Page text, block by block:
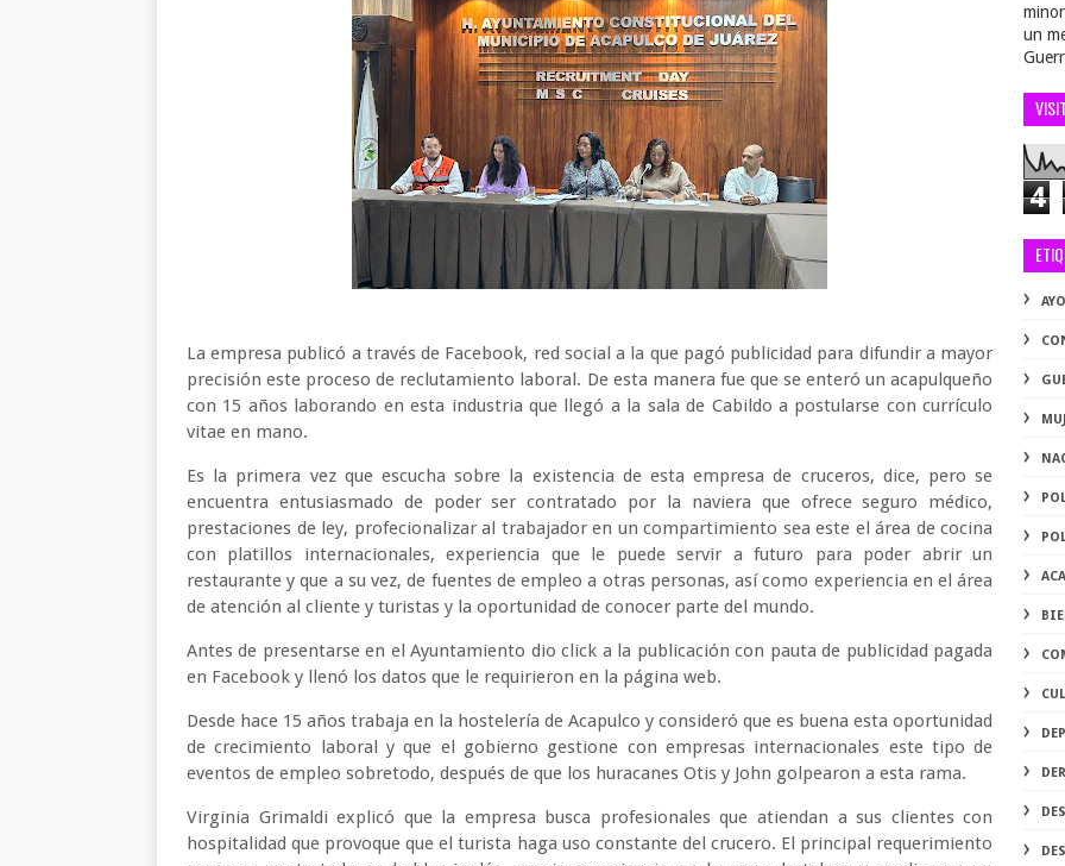
La empresa publicó a través de Facebook, red social a la que pagó publicidad para difundir a mayor
precisión este proceso de reclutamiento laboral. De esta manera fue que se enteró un acapulqueño
con 15 años laborando en esta industria que llegó a la sala de Cabildo a postularse con currículo
vitae en mano.
Es la primera vez que escucha sobre la existencia de esta empresa de cruceros, dice, pero se
encuentra entusiasmado de poder ser contratado por la naviera que ofrece seguro médico,
prestaciones de ley, profecionalizar al trabajador en un compartimiento sea este el área de cocina
con platillos internacionales, experiencia que le puede servir a futuro para poder abrir un
restaurante y que a su vez, de fuentes de empleo a otras personas, así como experiencia en el área
de atención al cliente y turistas y la oportunidad de conocer parte del mundo.
Antes de presentarse en el Ayuntamiento dio click a la publicación con pauta de publicidad pagada
en Facebook y llenó los datos que le requirieron en la página web.
Desde hace 15 años trabaja en la hostelería de Acapulco y consideró que es buena esta oportunidad
de crecimiento laboral y que el gobierno gestione con empresas internacionales este tipo de
eventos de empleo sobretodo, después de que los huracanes Otis y John golpearon a esta rama.
Virginia Grimaldi explicó que la empresa busca profesionales que atiendan a sus clientes con
hospitalidad que provoque que el turista haga uso constante del crucero. El principal requerimiento
un
4